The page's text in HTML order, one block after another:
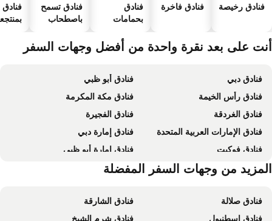
فنادق رخيصة فنادق فاخرة
فنادق
بحمامات
فنادق تسمح
باصطحاب
الأليفة
فنادق
على بعد نقرة واحدة من أفضل وجهات السفر
فنادق دبي
فنادق أبو ظبي
فنادق رأس الخيمة
فنادق مكة المكرمة
فنادق الغردقة
فنادق الفجيرة
فنادق الإمارات العربية المتحدة
فنادق إمارة دبي
فنادق فوكيت
فنادق إمارة أبو ظبي
فنادق موريشيوس
فنادق بالي
من وجهات السفر المفضلة
فنادق صلالة
فنادق الشارقة
فنادق إسطنبول
فنادق شرم الشيخ